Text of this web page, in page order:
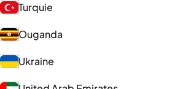
Turquie
Ouganda
Ukraine